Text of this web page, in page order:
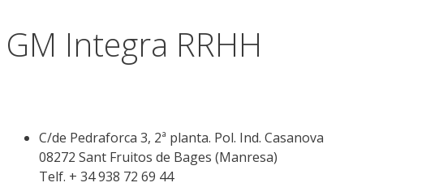
GM Integra RRHH
C/de Pedra­forca 3, 2ª planta. Pol. Ind. Casanova
08272 Sant Fruitos de Bages (Manresa)
Telf. + 34 938 72 69 44